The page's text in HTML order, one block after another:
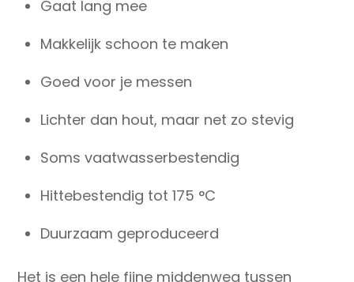
Gaat lang mee
Makkelijk schoon te maken
Goed voor je messen
Lichter dan hout, maar net zo stevig
Soms vaatwasserbestendig
Hittebestendig tot 175 °C
Duurzaam geproduceerd
Het is een hele fijne middenweg tussen